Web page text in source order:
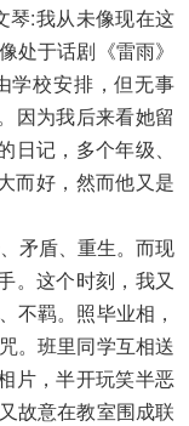
琴:我从未像现在这
处于话剧《雷雨》
学校安排，但无事
因为我后来看她留
记，多个年级、
而好，然而他又是
矛盾、重生。而现
。这个时刻，我又
不羁。照毕业相，
。班里同学互相送
片，半开玩笑半恶
故意在教室围成联